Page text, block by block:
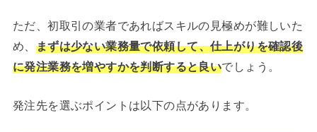
ただ、初取引の業者であればスキルの見極めが難しいた
め、 まずは少ない業務量で依頼して、仕上がりを確認後
に発注業務を増やすかを判断すると良いでしょう。
発注先を選ぶポイントは以下の点があります。